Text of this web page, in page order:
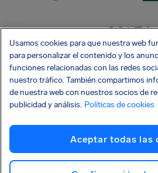
SocialFacebook
SocialTwitter
CONSIGUE NUESTRA
Términos y condicionesPolítica de privacidad
Ataque a la cadena de suministro Shai-Hulud
Usamos cookies para que nuestra web
para personalizar el contenido y los
funciones relacionadas con las redes
nuestro tráfico. También compartimos
de nuestra web con nuestros socios de
publicidad y análisis. Políticas de cookies
Aceptar todas las